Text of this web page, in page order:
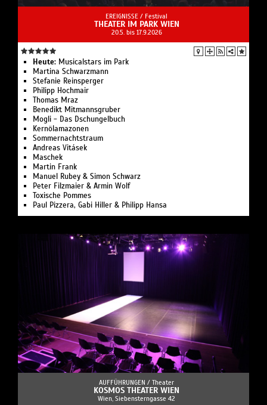
EREIGNISSE / Festival
THEATER IM PARK WIEN
20.5. bis 17.9.2026
Heute: Musicalstars im Park
Martina Schwarzmann
Stefanie Reinsperger
Philipp Hochmair
Thomas Mraz
Benedikt Mitmannsgruber
Mogli - Das Dschungelbuch
Kernölamazonen
Sommernachts­traum
Andreas Vitásek
Maschek
Martin Frank
Manuel Rubey & Simon Schwarz
Peter Filzmaier & Armin Wolf
Toxische Pommes
Paul Pizzera, Gabi Hiller & Philipp Hansa
AUFFÜHRUNGEN / Theater
KOSMOS THEATER WIEN
Wien, Siebensterngasse 42